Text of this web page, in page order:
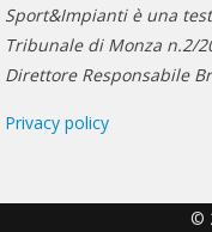
Sport&Impianti è una
Tribunale di Monza n.2/
Direttore Responsabile
Privacy policy
©